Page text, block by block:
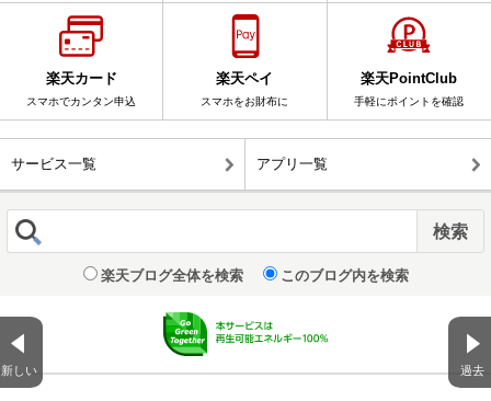
新しい 過去
楽天カード
スマホでカンタン申込
楽天ペイ
スマホをお財布に
楽天PointClub
手軽にポイントを確認
サービス一覧 アプリ一覧
楽天ブログ全体を検索 このブログ内を検索